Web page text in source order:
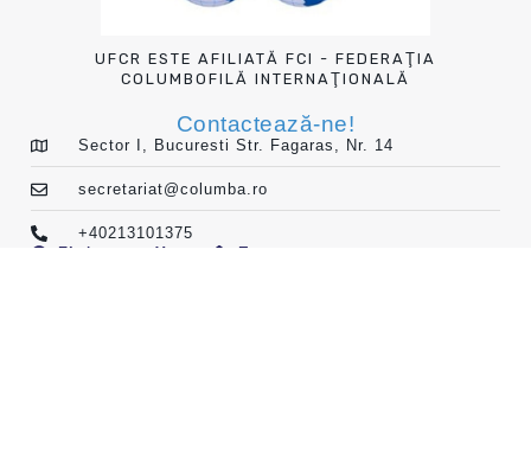
UFCR ESTE AFILIATĂ FCI - FEDERAŢIA
COLUMBOFILĂ INTERNAŢIONALĂ
Contactează-ne!
Sector I, Bucuresti Str. Fagaras, Nr. 14
secretariat@columba.ro
+40213101375
Fb./
Yt Em